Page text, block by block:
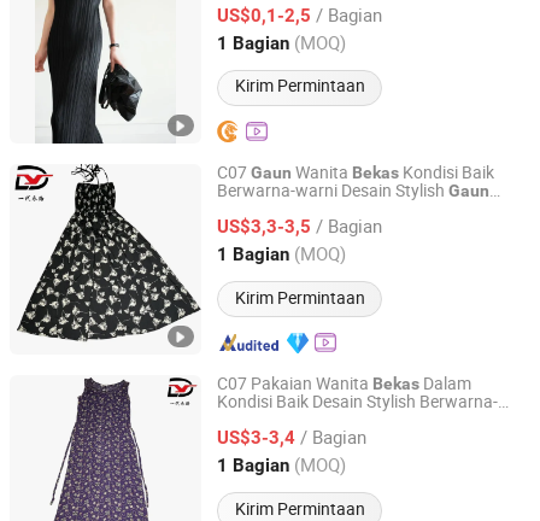
LiberiaGaun Inventaris
US$0,1-2,5 / Bagian
1 Bagian (MOQ)
Kirim Permintaan
Guangdong, China Harga mulai 2016
C07Gaun Wanita Bekas Kondisi Baik
Berwarna-warni Desain Stylish Gaun
US$3,3-3,5 / Bagian
1 Bagian (MOQ)
Kirim Permintaan
Sichuan Yidaiyi Road Trade Co., Ltd.
Sichuan, China Harga mulai 2024
C07 Pakaian Wanita Bekas Dalam
Kondisi Baik Desain Stylish Berwarna-
US$3-3,4 / Bagian
1 Bagian (MOQ)
Kirim Permintaan
Sichuan Yidaiyi Road Trade Co., Ltd.
Sichuan, China Harga mulai 2024